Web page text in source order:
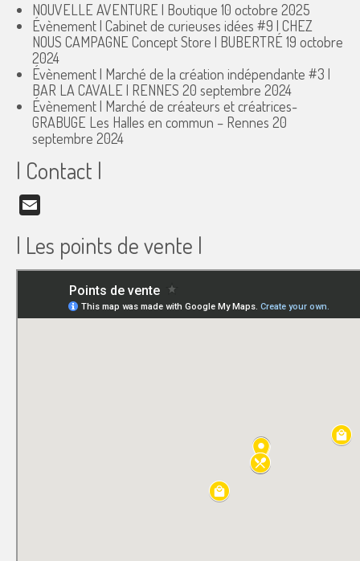
NOUVELLE AVENTURE | Boutique 10 octobre 2025
Évènement | Cabinet de curieuses idées #9 | CHEZ
NOUS CAMPAGNE Concept Store | BUBERTRÉ 19 octobre
2024
Évènement | Marché de la création indépendante #3 |
BAR LA CAVALE | RENNES 20 septembre 2024
Évènement | Marché de créateurs et créatrices-
GRABUGE Les Halles en commun – Rennes 20
septembre 2024
| Contact |
| Les points de vente |